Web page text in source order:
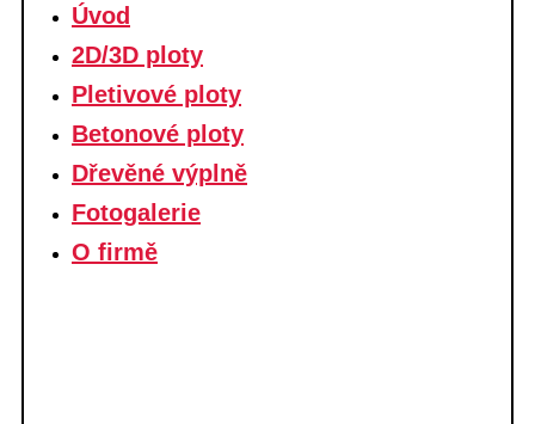
Úvod
2D/3D ploty
Pletivové ploty
Betonové ploty
Dřevěné výplně
Fotogalerie
O firmě